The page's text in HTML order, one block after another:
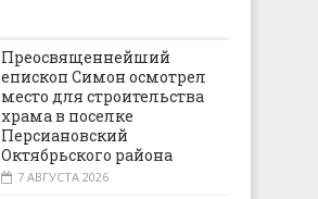
Преосвященнейший
епископ Симон осмотрел
место для строительства
храма в поселке
Персиановский
Октябрьского района
7 АВГУСТА 2026